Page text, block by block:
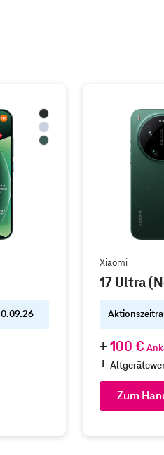
Xiaomi
17 Ultra
100 €
Zum